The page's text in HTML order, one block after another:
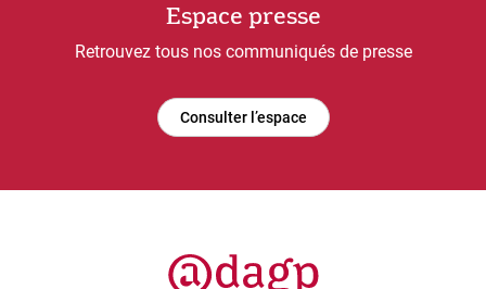
Espace presse
Retrouvez tous nos communiqués de presse
Consulter l’espace